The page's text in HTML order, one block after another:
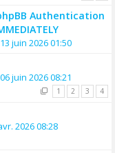
Authentication
13 juin 2026 01:50
06 juin 2026 08:21
1 2 3 4
2026 08:28